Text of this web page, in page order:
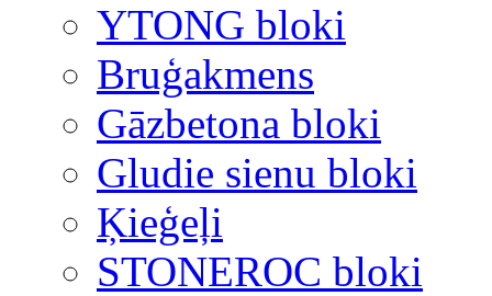
YTONG bloki
Bruģakmens
Gāzbetona bloki
Gludie sienu bloki
Ķieģeļi
STONEROC bloki